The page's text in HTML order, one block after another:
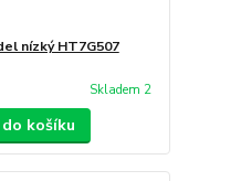
nízký HT7G507
Skladem 2
košíku